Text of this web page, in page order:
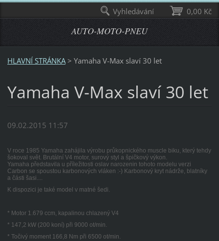
AUTO-MOTO-PNEU
HLAVNÍ STRÁNKA > Yamaha V-Max slaví 30 let
Yamaha V-Max slaví 30 let
09.02.2015 11:57
V roce 1985 Yamaha zahájila výrobu průkopnického muscle biku, který tehdy
šokoval svět. Brutální V4 motor, surový styl a špičkový výkon.
Yamaha představila u příležitosti oslav narozenin tohoto modelu verzi
Carbon se spoustou karbonových vláken :-) Karbonový kryt nádrže, blatníky
a části šasi....
K dispozici je také model v matné šedi.
* Motor 1.679 ccm, kapalinou chlazený V4
* 147,2 kW (200 koní) při 9000 ot/min.
* Točivý moment 166,8 Nm při 6500 ot/min.
0,00 Kč
Vyhledávání